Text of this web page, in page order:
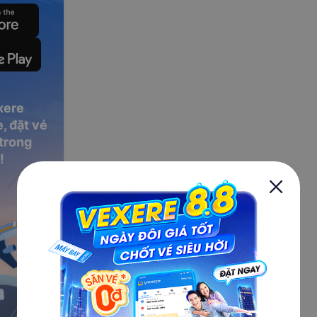
đặt vé
gio,
di xe
uong
những
lớn,
toán.
có nệm
cả gia
và
đặt
hệ.
các
Xe